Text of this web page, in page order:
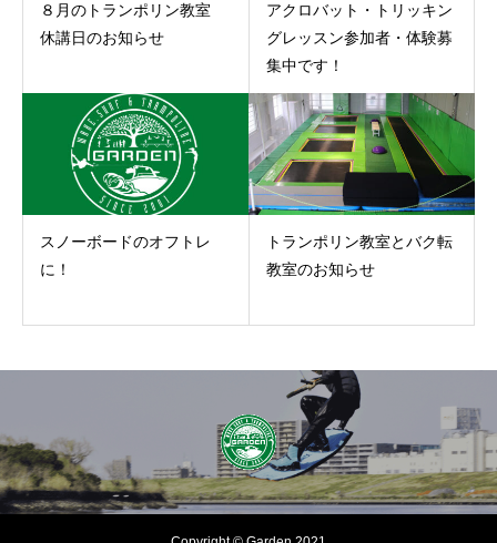
８月のトランポリン教室
休講日のお知らせ
アクロバット・トリッキン
グレッスン参加者・体験募
集中です！
スノーボードのオフトレ
に！
トランポリン教室とバク転
教室のお知らせ